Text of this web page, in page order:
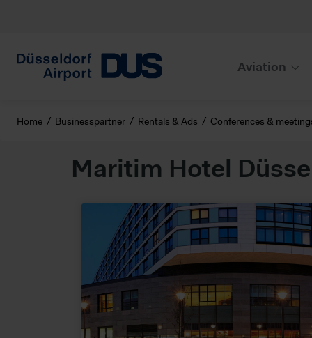
Aviation
Home Businesspartner Rentals & Ads Conferences &
Maritim Hotel